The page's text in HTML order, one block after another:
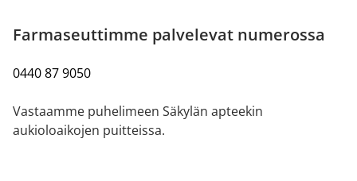
Farmaseuttimme palvelevat numerossa
0440 87 9050
Vastaamme puhelimeen Säkylän apteekin
aukioloaikojen puitteissa.